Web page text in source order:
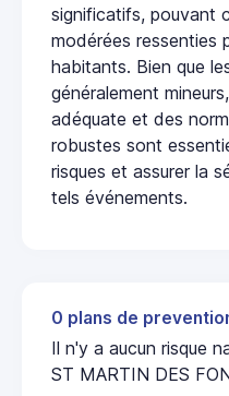
significatifs, pouvant
modérées ressenties
habitants. Bien que
généralement
adéquate et des
robustes sont
risques et assurer la
tels événements.
0 plans de
Il n'y a aucun risque
ST MARTIN DES